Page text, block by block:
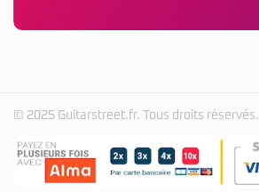
© 2025 Guitarstreet.fr. Tous droits réservés.